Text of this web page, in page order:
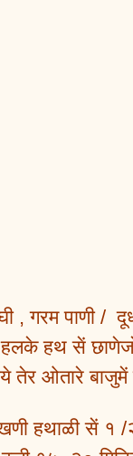
, गरम पाणी /
हथ सें
तेर ओतारे
खणी हथाळी सें